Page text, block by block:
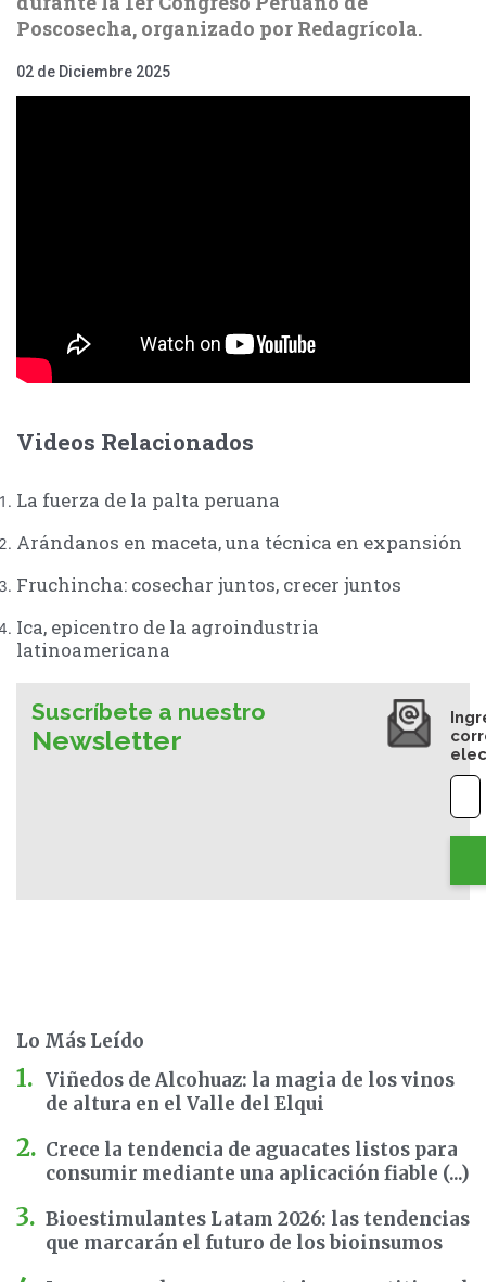
Videos Relacionados
La fuerza de la palta peruana
Arándanos en maceta, una técnica en expansión
Fruchincha: cosechar juntos, crecer juntos
Ica, epicentro de la agroindustria
latinoamericana
Poscosecha, organizado por Redagrícola.
02 de Diciembre 2025
Suscríbete a nuestro
Newsletter
Lo Más Leído
Viñedos de Alcohuaz: la magia de los vinos
de altura en el Valle del Elqui
Crece la tendencia de aguacates listos para
consumir mediante una aplicación fiable (...)
Bioestimulantes Latam 2026: las tendencias
que marcarán el futuro de los bioinsumos